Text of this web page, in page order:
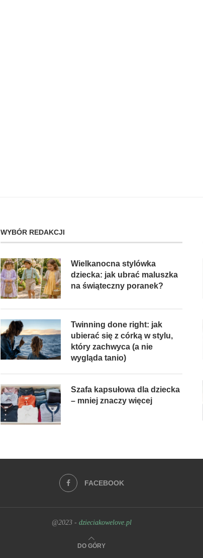
WYBÓR REDAKCJI
Wielkanocna stylówka
dziecka: jak ubrać maluszka
na świąteczny poranek?
Twinning done right: jak
ubierać się z córką w stylu,
który zachwyca (a nie
wygląda tanio)
Szafa kapsułowa dla dziecka
– mniej znaczy więcej
FACEBOOK
@2023 - dzieciakowelove.pl
DO GÓRY